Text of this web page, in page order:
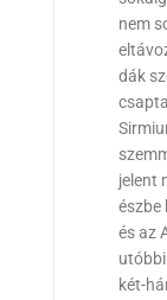
nem
dák
jelent
észbe
és az
két-